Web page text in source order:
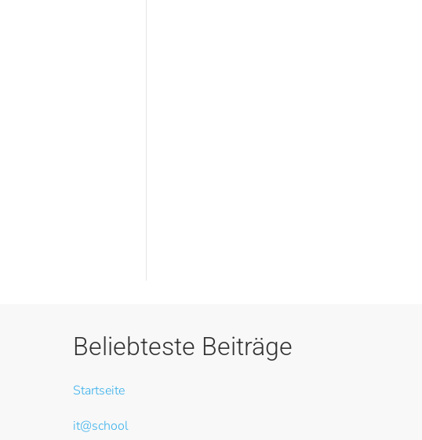
Beliebteste Beiträge
Startseite
it@school